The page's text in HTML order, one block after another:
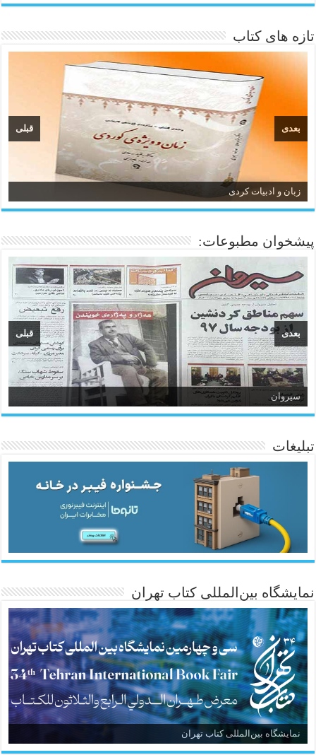
تازه های کتاب
زبان و ادبیات کردی
قبلی بعدی
پیشخوان مطبوعات:
سیروان
ئاژانسی هەواڵی مێهر
قبلی بعدی
تبلیغات
نمایشگاه بین‌المللی کتاب تهران
نمایشگاه بین‌المللی کتاب تهران